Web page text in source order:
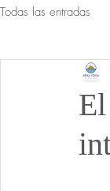
Todas las entradas